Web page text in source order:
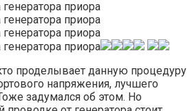
проделывает данную процедуру
напряжения, лучшего
задумался об этом. Но